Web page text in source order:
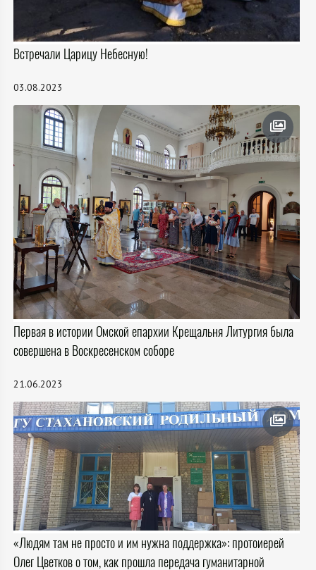
Встречали Царицу Небесную!
03.08.2023
Первая в истории Омской епархии Крещальня Литургия была
совершена в Воскресенском соборе
21.06.2023
«Людям там не просто и им нужна поддержка»: протоиерей
Олег Цветков о том, как прошла передача гуманитарной